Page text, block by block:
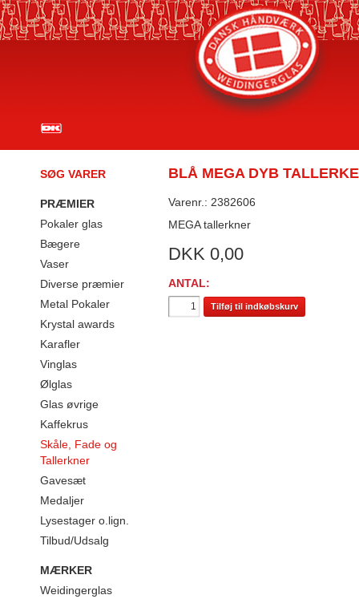
SØG VARER
PRÆMIER
Pokaler glas
Bægere
Vaser
Diverse præmier
Metal Pokaler
Krystal awards
Karafler
Vinglas
Ølglas
Glas øvrige
Kaffekrus
Skåle, Fade og
Tallerkner
Gavesæt
Medaljer
Lysestager o.lign.
Tilbud/Udsalg
MÆRKER
Weidingerglas
BLÅ MEGA DYB
Varenr.: 2382606
MEGA tallerkner
DKK 0,00
ANTAL:
Tilføj til indkøbskurv